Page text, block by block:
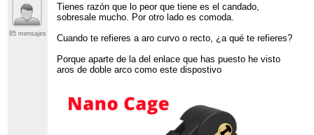
85 mensajes
Tienes razón que lo peor que tiene es el candado,
sobresale mucho. Por otro lado es comoda.
Cuando te refieres a aro curvo o recto, ¿a qué te refieres?
Porque aparte de la del enlace que has puesto he visto
aros de doble arco como este dispostivo